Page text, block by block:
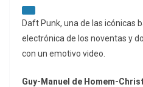
Daft Punk, una de las icónicas
electrónica de los noventas y
con un emotivo video.
Guy-Manuel de Homem-